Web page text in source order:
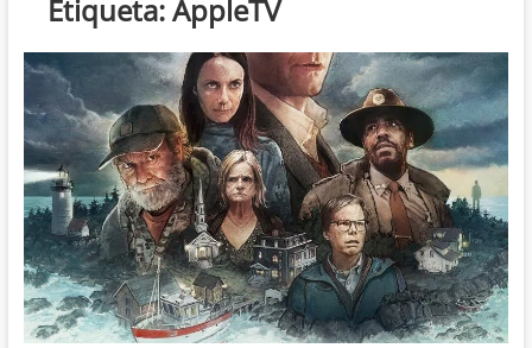
Etiqueta:AppleTV